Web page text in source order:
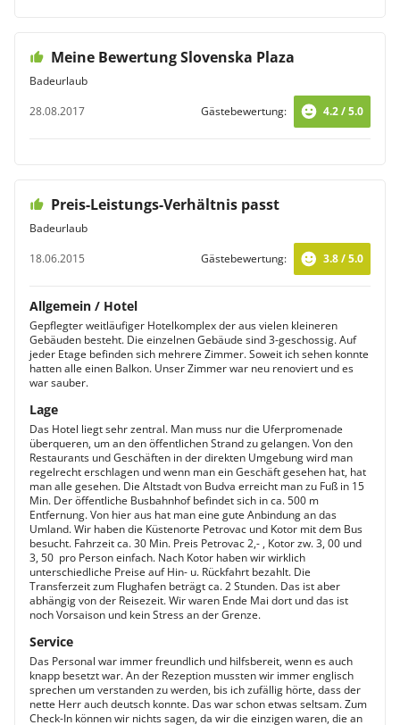
Meine Bewertung Slovenska Plaza
Badeurlaub
28.08.2017
Gästebewertung: 4.2 / 5.0
Preis-Leistungs-Verhältnis passt
Badeurlaub
18.06.2015
Gästebewertung: 3.8 / 5.0
Allgemein / Hotel
Gepflegter weitläufiger Hotelkomplex der aus vielen kleineren
Gebäuden besteht. Die einzelnen Gebäude sind 3-geschossig. Auf
jeder Etage befinden sich mehrere Zimmer. Soweit ich sehen konnte
hatten alle einen Balkon. Unser Zimmer war neu renoviert und es
war sauber.
Lage
Das Hotel liegt sehr zentral. Man muss nur die Uferpromenade
überqueren, um an den öffentlichen Strand zu gelangen. Von den
Restaurants und Geschäften in der direkten Umgebung wird man
regelrecht erschlagen und wenn man ein Geschäft gesehen hat, hat
man alle gesehen. Die Altstadt von Budva erreicht man zu Fuß in 15
Min. Der öffentliche Busbahnhof befindet sich in ca. 500 m
Entfernung. Von hier aus hat man eine gute Anbindung an das
Umland. Wir haben die Küstenorte Petrovac und Kotor mit dem Bus
besucht. Fahrzeit ca. 30 Min. Preis Petrovac 2,- , Kotor zw. 3, 00 und
3, 50  pro Person einfach. Nach Kotor haben wir wirklich
unterschiedliche Preise auf Hin- u. Rückfahrt bezahlt. Die
Transferzeit zum Flughafen beträgt ca. 2 Stunden. Das ist aber
abhängig von der Reisezeit. Wir waren Ende Mai dort und das ist
noch Vorsaison und kein Stress an der Grenze.
Service
Das Personal war immer freundlich und hilfsbereit, wenn es auch
knapp besetzt war. An der Rezeption mussten wir immer englisch
sprechen um verstanden zu werden, bis ich zufällig hörte, dass der
nette Herr auch deutsch konnte. Das war schon etwas seltsam. Zum
Check-In können wir nichts sagen, da wir die einzigen waren, die an